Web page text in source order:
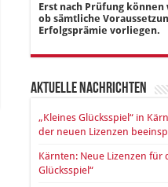
Erst nach Prüfung
ob sämtliche
Erfolgsprämie vorliegen.
Aktuelle Nachrichten
„Kleines Glücksspiel“ in
der neuen Lizenzen
Kärnten: Neue Lizenzen für
Glücksspiel“